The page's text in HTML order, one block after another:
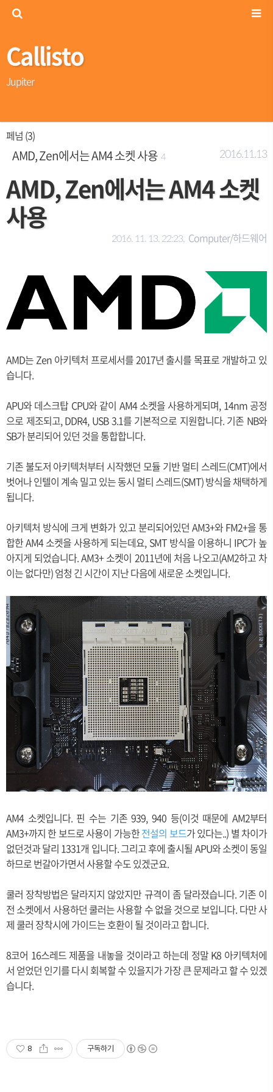
Callisto
Jupiter
페넘 (3)
AMD, Zen에서는 AM4 소켓 사용 4 2016.11.13
AMD, Zen에서는 AM4 소켓
사용
2016. 11. 13. 22:23, Computer/하드웨어
AMD는 Zen 아키텍처 프로세서를 2017년 출시를 목표로 개발하고 있
습니다.
APU와 데스크탑 CPU와 같이 AM4 소켓을 사용하게되며, 14nm 공정
으로 제조되고, DDR4, USB 3.1를 기본적으로 지원합니다. 기존 NB와
SB가 분리되어 있던 것을 통합합니다.
기존 불도저 아키텍처부터 시작했던 모듈 기반 멀티 스레드(CMT)에서
벗어나 인텔이 계속 밀고 있는 동시 멀티 스레드(SMT) 방식을 채택하게
됩니다.
아키텍처 방식에 크게 변화가 있고 분리되어있던 AM3+와 FM2+을 통
합한 AM4 소켓을 사용하게 되는데요, SMT 방식을 이용하니 IPC가 높
아지게 되었습니다. AM3+ 소켓이 2011년에 처음 나오고(AM2하고 차
이는 없다만) 엄청 긴 시간이 지난 다음에 새로운 소켓입니다.
AM4 소켓입니다. 핀 수는 기존 939, 940 등(이것 때문에 AM2부터
AM3+까지 한 보드로 사용이 가능한전설의 보드가 있다는..) 별 차이가
없던것과 달리 1331개 입니다. 그리고 후에 출시될 APU와 소켓이 동일
하므로 번갈아가면서 사용할 수도 있겠군요.
쿨러 장착방법은 달라지지 않았지만 규격이 좀 달라졌습니다. 기존 이
전 소켓에서 사용하던 쿨러는 사용할 수 없을 것으로 보입니다. 다만 사
제 쿨러 장착시에 가이드는 호환이 될 것이라고 합니다.
8코어 16스레드 제품을 내놓을 것이라고 하는데 정말 K8 아키텍처에
서 얻었던 인기를 다시 회복할 수 있을지가 가장 큰 문제라고 할 수 있겠
습니다.
8 구독하기